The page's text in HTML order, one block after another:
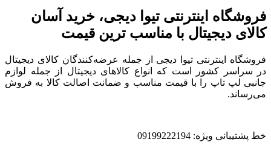
فروشگاه اینترنتی تیوا دیجی، خرید آسان
کالای دیجیتال با مناسب ترین قیمت
فروشگاه اینترنتی تیوا دیجی از جمله عرضه‌کنندگان کالای دیجیتال
در سراسر کشور است که انواع کالاهای دیجیتال از جمله لوازم
جانبی لپ تاپ را با قیمت مناسب و ضمانت اصالت کالا به فروش
می‌رساند.
خط پشتیبانی ویژه: 09199222194